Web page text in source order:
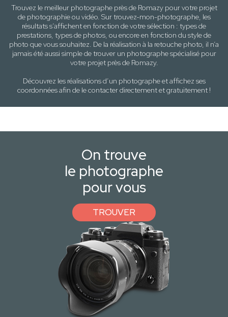
Trouvez le meilleur photographe près de Romazypour votre projet
de photographie ou vidéo. Sur trouvez-mon-photographe, les
résultats s’affichent en fonction de votre sélection : types de
prestations, types de photos, ou encore en fonction du stylede
photo que vous souhaitez. De la réalisation à la retouche photo, il n’a
jamais été aussi simple de trouver un photographe spécialisé pour
votre projet près de Romazy.
Découvrez les réalisations d’un photographe et affichez ses
coordonnées afin de le contacter directement et gratuitement !
On trouve
le photographe
pour vous
TROUVER